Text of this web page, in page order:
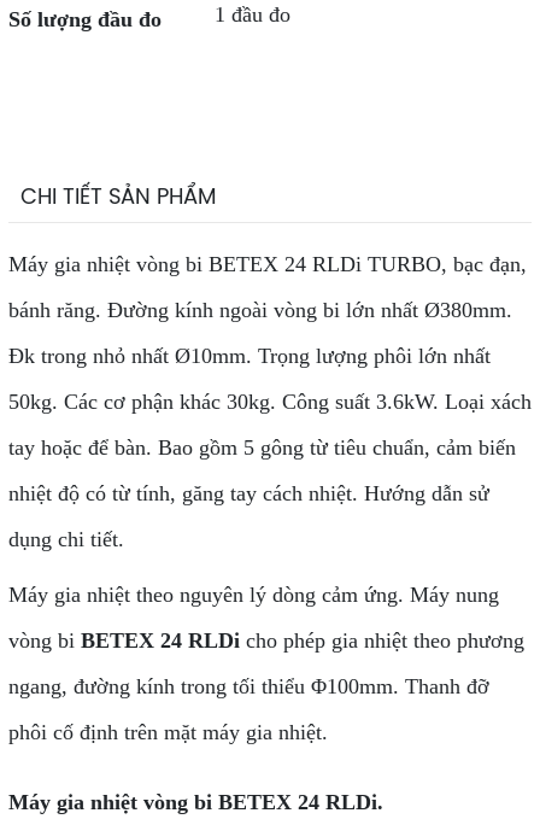
Số lượng đầu đo 1 đầu đo
CHI TIẾT SẢN PHẨM
Máy gia nhiệt vòng bi BETEX 24 RLDi TURBO, bạc đạn,
bánh răng. Đường kính ngoài vòng bi lớn nhất Ø380mm.
Đk trong nhỏ nhất Ø10mm. Trọng lượng phôi lớn nhất
50kg. Các cơ phận khác 30kg. Công suất 3.6kW. Loại xách
tay hoặc để bàn. Bao gồm 5 gông từ tiêu chuẩn, cảm biến
nhiệt độ có từ tính, găng tay cách nhiệt. Hướng dẫn sử
dụng chi tiết.
Máy gia nhiệt theo nguyên lý dòng cảm ứng. Máy nung
vòng bi BETEX 24 RLDicho phép gia nhiệt theo phương
ngang, đường kính trong tối thiểu Φ100mm. Thanh đỡ
phôi cố định trên mặt máy gia nhiệt.
Máy gia nhiệt vòng bi BETEX 24 RLDi.